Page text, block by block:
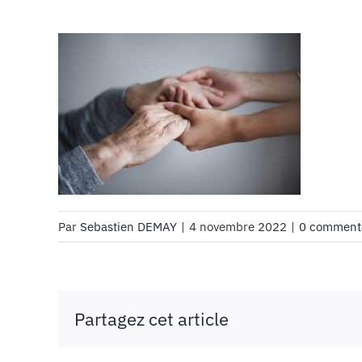
Par Sebastien DEMAY | 4 novembre 2022 | 0
Partagez cet article